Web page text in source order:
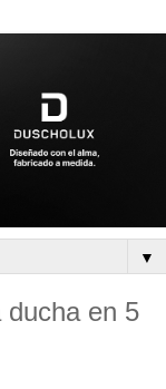
▼
ducha en 5